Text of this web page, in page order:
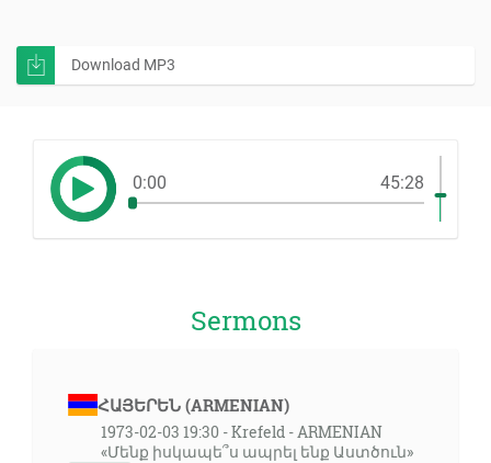
Download MP3
0:00 45:28
Sermons
ՀԱՅԵՐԵՆ (ARMENIAN)
1973-02-03 19:30 - Krefeld - ARMENIAN
«Մենք իսկապե՞ս ապրել ենք Աստծուն»